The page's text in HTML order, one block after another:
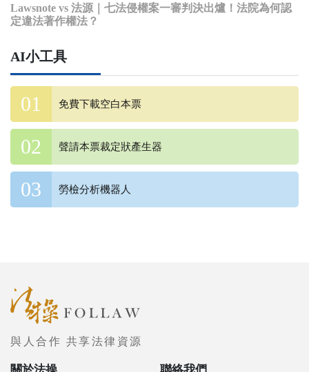
Lawsnote vs 法源｜七法侵權案一審判決出爐！法院為何認
定違法著作權法？
AI小工具
免費下載空白本票
聲請本票裁定狀產生器
勞檢分析機器人
與人合作 共享法律資源